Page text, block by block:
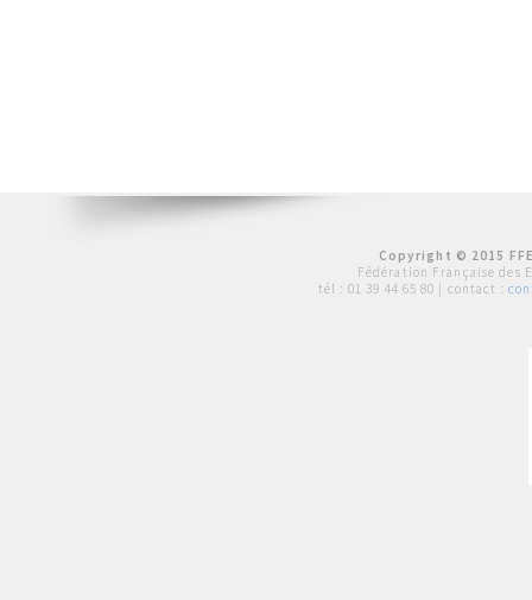
Copyright © 2015
Fédération Française des
tél : 01 39 44 65 80 | contact :